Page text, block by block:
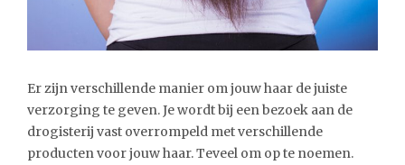
Er zijn verschillende manier om jouw haar de juiste
verzorging te geven. Je wordt bij een bezoek aan de
drogisterij vast overrompeld met verschillende
producten voor jouw haar. Teveel om op te noemen.